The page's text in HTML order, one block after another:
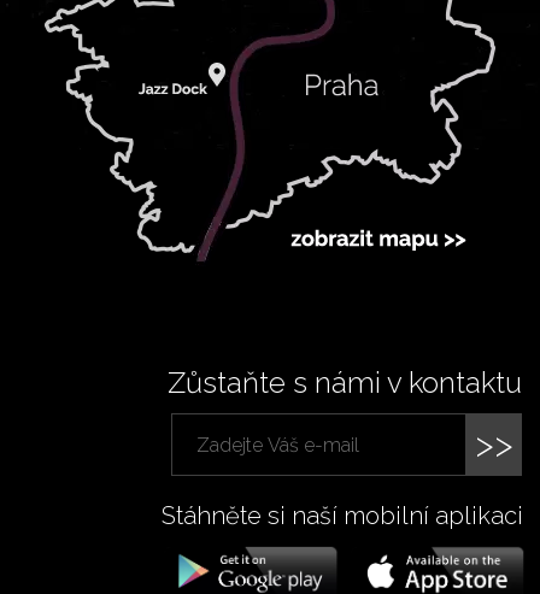
Zůstaňte s námi v kontaktu
>>
Stáhněte si naší mobilní aplikaci